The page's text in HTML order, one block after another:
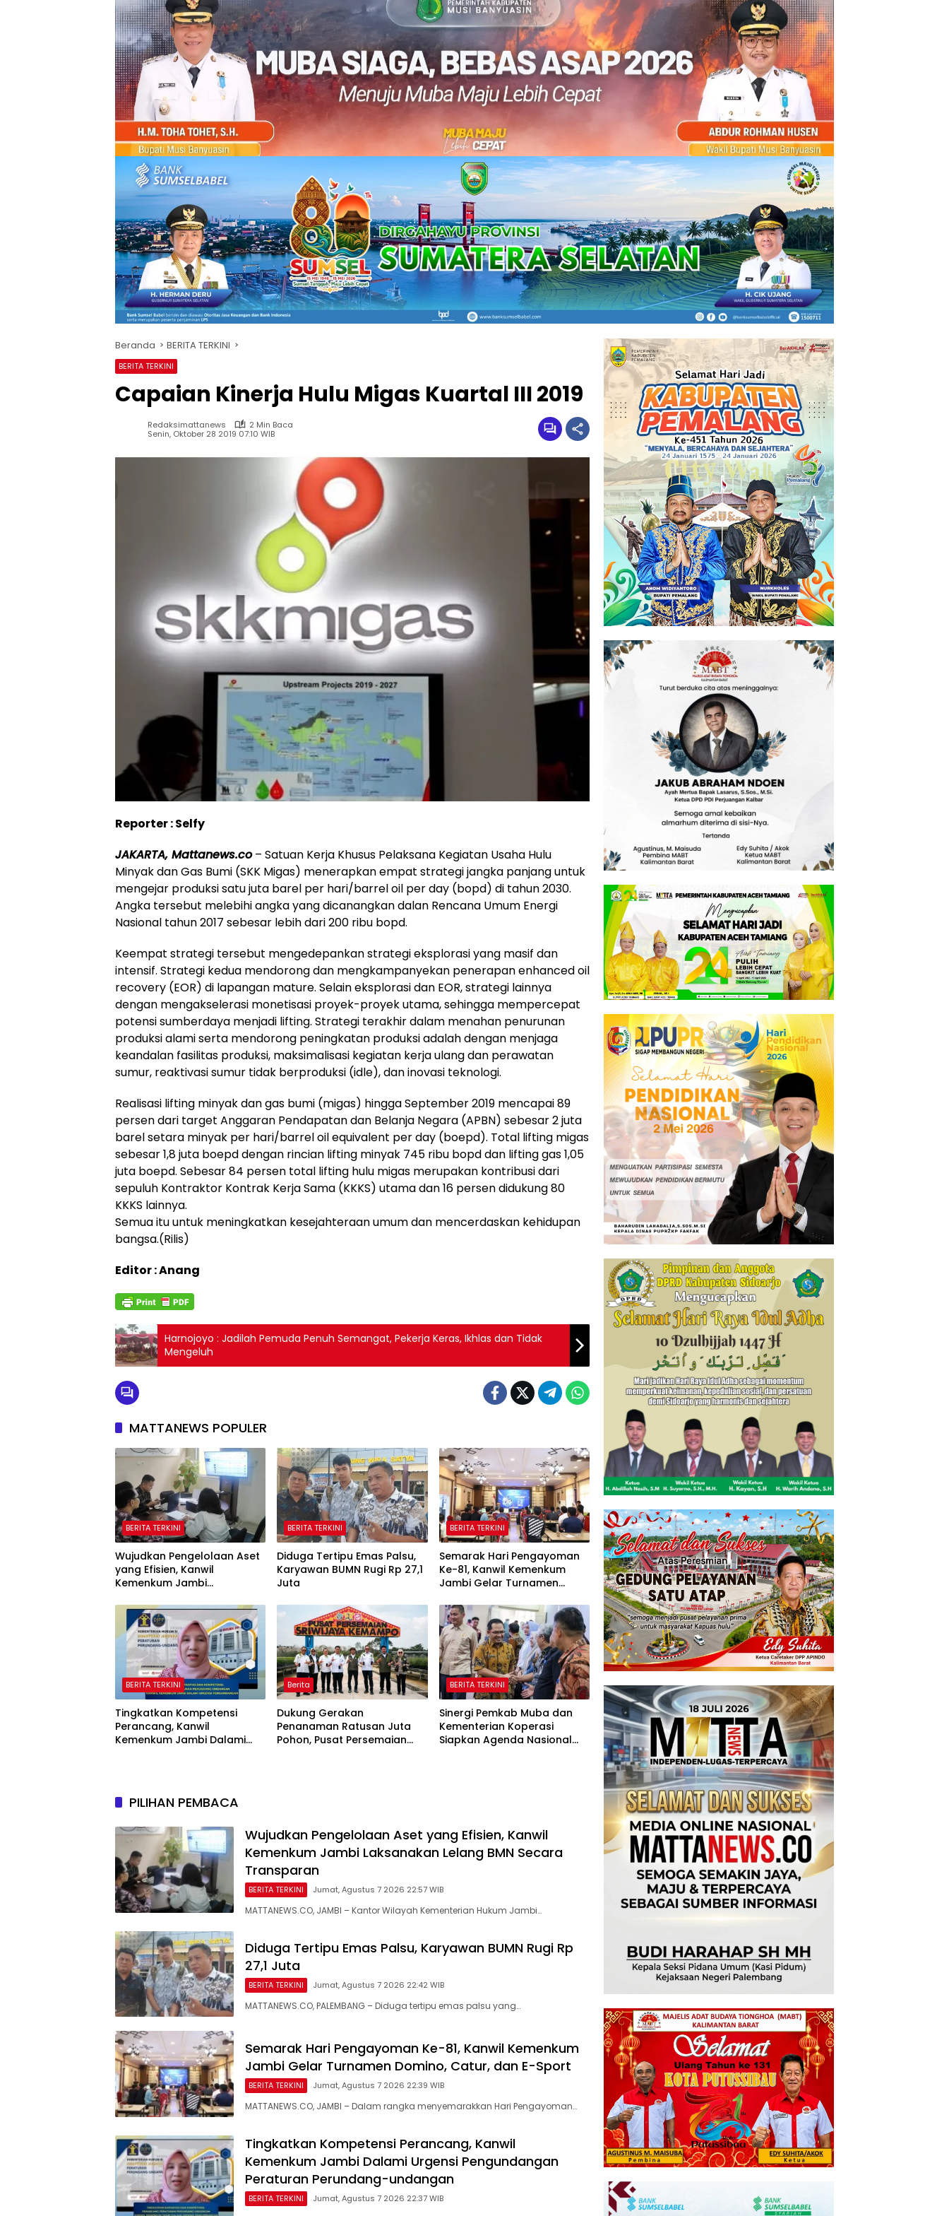
Beranda BERITA TERKINI
BERITA TERKINI
Capaian Kinerja Hulu Migas Kuartal III 2019
Redaksimattanews
2 Min Baca
Senin, Oktober 28 2019 07:10 WIB
Reporter : Selfy
JAKARTA, Mattanews.co– Satuan Kerja Khusus Pelaksana Kegiatan Usaha Hulu
Minyak dan Gas Bumi (SKK Migas) menerapkan empat strategi jangka panjang untuk
mengejar produksi satu juta barel per hari/barrel oil per day (bopd) di tahun 2030.
Angka tersebut melebihi angka yang dicanangkan dalan Rencana Umum Energi
Nasional tahun 2017 sebesar lebih dari 200 ribu bopd.
Keempat strategi tersebut mengedepankan strategi eksplorasi yang masif dan
intensif. Strategi kedua mendorong dan mengkampanyekan penerapan enhanced oil
recovery (EOR) di lapangan mature. Selain eksplorasi dan EOR, strategi lainnya
dengan mengakselerasi monetisasi proyek-proyek utama, sehingga mempercepat
potensi sumberdaya menjadi lifting. Strategi terakhir dalam menahan penurunan
produksi alami serta mendorong peningkatan produksi adalah dengan menjaga
keandalan fasilitas produksi, maksimalisasi kegiatan kerja ulang dan perawatan
sumur, reaktivasi sumur tidak berproduksi (idle), dan inovasi teknologi.
Realisasi lifting minyak dan gas bumi (migas) hingga September 2019 mencapai 89
persen dari target Anggaran Pendapatan dan Belanja Negara (APBN) sebesar 2 juta
barel setara minyak per hari/barrel oil equivalent per day (boepd). Total lifting migas
sebesar 1,8 juta boepd dengan rincian lifting minyak 745 ribu bopd dan lifting gas 1,05
juta boepd. Sebesar 84 persen total lifting hulu migas merupakan kontribusi dari
sepuluh Kontraktor Kontrak Kerja Sama (KKKS) utama dan 16 persen didukung 80
KKKS lainnya.
Semua itu untuk meningkatkan kesejahteraan umum dan mencerdaskan kehidupan
bangsa.(Rilis)
Editor : Anang
Harnojoyo : Jadilah Pemuda Penuh Semangat, Pekerja Keras, Ikhlas dan Tidak
Mengeluh
MATTANEWS POPULER
BERITA TERKINI
Wujudkan Pengelolaan Aset
yang Efisien, Kanwil
Kemenkum Jambi
Secara Transparan
BERITA TERKINI
Diduga Tertipu Emas Palsu,
Karyawan BUMN Rugi Rp 27,1
Juta
BERITA TERKINI
Semarak Hari Pengayoman
Ke-81, Kanwil Kemenkum
Jambi Gelar Turnamen
BERITA TERKINI
Tingkatkan Kompetensi
Perancang, Kanwil
Kemenkum Jambi Dalami
Berita
Dukung Gerakan
Penanaman Ratusan Juta
Pohon, Pusat Persemaian
BERITA TERKINI
Sinergi Pemkab Muba dan
Kementerian Koperasi
Siapkan Agenda Nasional
PILIHAN PEMBACA
Wujudkan Pengelolaan Aset yang Efisien, Kanwil
Kemenkum Jambi Laksanakan Lelang BMN Secara
Transparan
BERITA TERKINI Jumat, Agustus 7 2026 22:57 WIB
MATTANEWS.CO, JAMBI – Kantor Wilayah Kementerian Hukum Jambi…
Diduga Tertipu Emas Palsu, Karyawan BUMN Rugi Rp
27,1 Juta
BERITA TERKINI Jumat, Agustus 7 2026 22:42 WIB
MATTANEWS.CO, PALEMBANG – Diduga tertipu emas palsu yang…
Semarak Hari Pengayoman Ke-81, Kanwil Kemenkum
Jambi Gelar Turnamen Domino, Catur, dan E-Sport
BERITA TERKINI Jumat, Agustus 7 2026 22:39 WIB
MATTANEWS.CO, JAMBI – Dalam rangka menyemarakkan Hari Pengayoman…
Tingkatkan Kompetensi Perancang, Kanwil
Kemenkum Jambi Dalami Urgensi Pengundangan
Peraturan Perundang-undangan
BERITA TERKINI Jumat, Agustus 7 2026 22:37 WIB